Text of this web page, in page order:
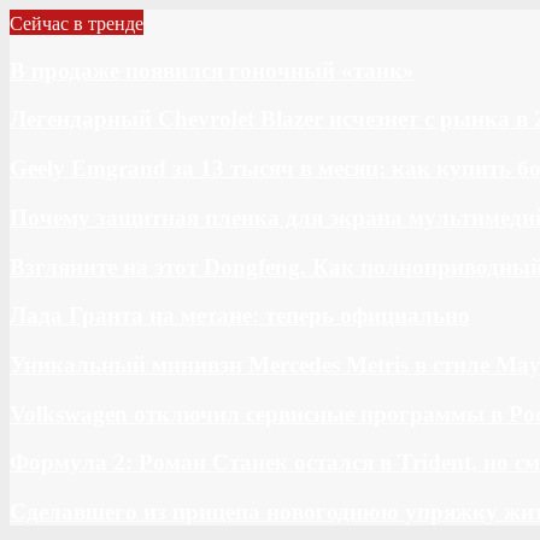
Сейчас в тренде